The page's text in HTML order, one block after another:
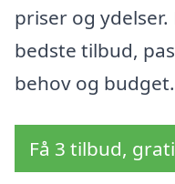
priser og
bedste tilbud,
behov og budget.
Få 3 tilbud,